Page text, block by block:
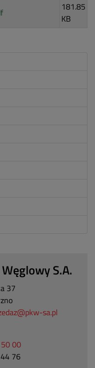
181.85
KB
S.A.
37
sa.pl
00
76